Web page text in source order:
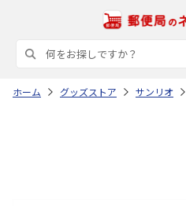
ホーム グッズストア サンリオ